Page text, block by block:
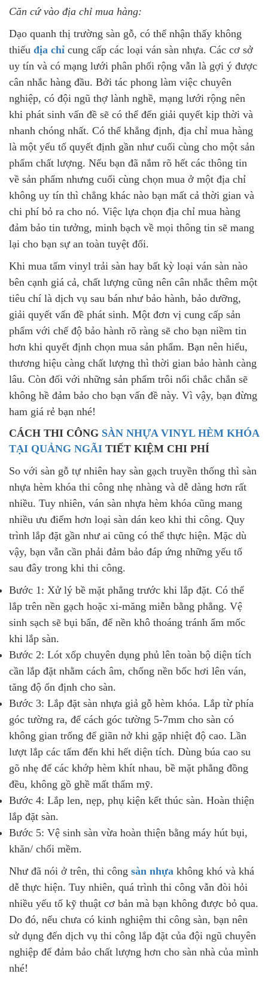
Căn cứ vào địa chỉ mua hàng:
Dạo quanh thị trường sàn gỗ, có thể nhận thấy không
thiếu địa chỉ cung cấp các loại ván sàn nhựa. Các cơ sở
uy tín và có mạng lưới phân phối rộng vẫn là gợi ý được
cân nhắc hàng đầu. Bởi tác phong làm việc chuyên
nghiệp, có đội ngũ thợ lành nghề, mạng lưới rộng nên
khi phát sinh vấn đề sẽ có thể đến giải quyết kịp thời và
nhanh chóng nhất. Có thể khẳng định, địa chỉ mua hàng
là một yếu tố quyết định gần như cuối cùng cho một sản
phẩm chất lượng. Nếu bạn đã nắm rõ hết các thông tin
về sản phẩm nhưng cuối cùng chọn mua ở một địa chỉ
không uy tín thì chẳng khác nào bạn mất cả thời gian và
chi phí bỏ ra cho nó. Việc lựa chọn địa chỉ mua hàng
đảm bảo tin tưởng, minh bạch về mọi thông tin sẽ mang
lại cho bạn sự an toàn tuyệt đối.
Khi mua tấm vinyl trải sàn hay bất kỳ loại ván sàn nào
bên cạnh giá cả, chất lượng cũng nên cân nhắc thêm một
tiêu chí là dịch vụ sau bán như bảo hành, bảo dưỡng,
giải quyết vấn đề phát sinh. Một đơn vị cung cấp sản
phẩm với chế độ bảo hành rõ ràng sẽ cho bạn niềm tin
hơn khi quyết định chọn mua sản phẩm. Bạn nên hiểu,
thương hiệu càng chất lượng thì thời gian bảo hành càng
lâu. Còn đối với những sản phẩm trôi nổi chắc chắn sẽ
không hề đảm bảo cho bạn vấn đề này. Vì vậy, bạn đừng
ham giá rẻ bạn nhé!
CÁCH THI CÔNG SÀN NHỰA VINYL HÈM KHÓA
TẠI QUẢNG NGÃI TIẾT KIỆM CHI PHÍ
So với sàn gỗ tự nhiên hay sàn gạch truyền thống thì sàn
nhựa hèm khóa thi công nhẹ nhàng và dễ dàng hơn rất
nhiều. Tuy nhiên, ván sàn nhựa hèm khóa cũng mang
nhiều ưu điểm hơn loại sàn dán keo khi thi công. Quy
trình lắp đặt gần như ai cũng có thể thực hiện. Mặc dù
vậy, bạn vẫn cần phải đảm bảo đáp ứng những yếu tố
sau đây trong khi thi công.
Bước 1: Xử lý bề mặt phẳng trước khi lắp đặt. Có thể
lắp trên nền gạch hoặc xi-măng miễn bằng phẳng. Vệ
sinh sạch sẽ bụi bẩn, để nền khô thoáng tránh ẩm mốc
khi lắp sàn.
Bước 2: Lót xốp chuyên dụng phủ lên toàn bộ diện tích
cần lắp đặt nhằm cách âm, chống nền bốc hơi lên ván,
tăng độ ổn định cho sàn.
Bước 3: Lắp đặt sàn nhựa giả gỗ hèm khóa. Lắp từ phía
góc tường ra, để cách góc tường 5-7mm cho sàn có
không gian trống để giãn nở khi gặp nhiệt độ cao. Lần
lượt lắp các tấm đến khi hết diện tích. Dùng búa cao su
gõ nhẹ để các khớp hèm khít nhau, bề mặt phẳng đồng
đều, không gồ ghề mất thẩm mỹ.
Bước 4: Lắp len, nẹp, phụ kiện kết thúc sàn. Hoàn thiện
lắp đặt sàn.
Bước 5: Vệ sinh sàn vừa hoàn thiện bằng máy hút bụi,
khăn/ chổi mềm.
Như đã nói ở trên, thi công sàn nhựa không khó và khá
dễ thực hiện. Tuy nhiên, quá trình thi công vẫn đòi hỏi
nhiều yếu tố kỹ thuật cơ bản mà bạn không được bỏ qua.
Do đó, nếu chưa có kinh nghiệm thi công sàn, bạn nên
sử dụng đến dịch vụ thi công lắp đặt của đội ngũ chuyên
nghiệp để đảm bảo chất lượng hơn cho sàn nhà của mình
nhé!